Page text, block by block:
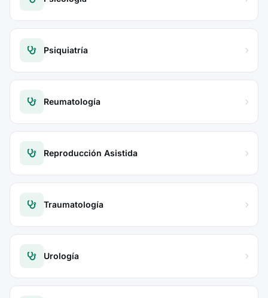
Psiquiatría
Reumatología
Reproducción Asistida
Traumatología
Urología